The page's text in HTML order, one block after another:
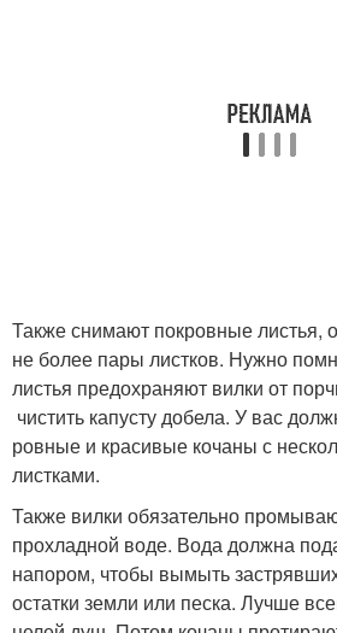
Также снимают покровные листья,
не более пары листков. Нужно
листья предохраняют вилки от
чистить капусту добела. У вас
ровные и красивые кочаны с
листками.
Также вилки обязательно
прохладной воде. Вода должна
напором, чтобы вымыть
остатки земли или песка. Лучше